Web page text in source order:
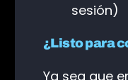
sesión)
¿Listo para
Ya sea que